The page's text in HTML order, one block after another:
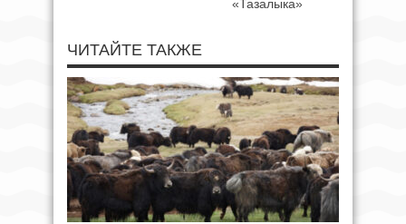
«Тазалыка»
ЧИТАЙТЕ ТАКЖЕ